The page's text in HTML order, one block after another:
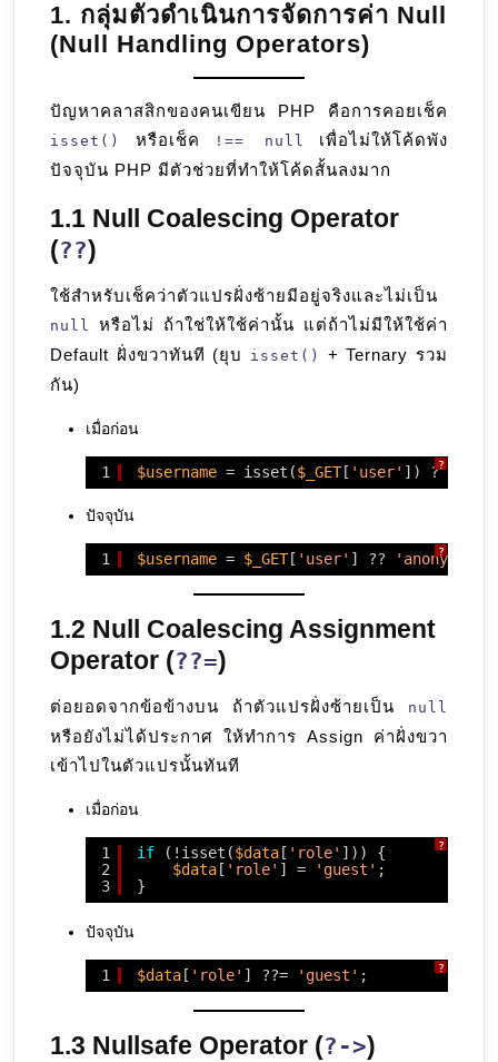
1. กลุ่มตัวดำเนินการจัดการค่า Null
(Null Handling Operators)
ปัญหาคลาสสิกของคนเขียน PHP คือการคอยเช็ค
isset() หรือเช็ค !== null
เพื่อไม่ให้โค้ดพัง
ปัจจุบัน PHP มีตัวช่วยที่ทำให้โค้ดสั้นลงมาก
1.1 Null Coalescing Operator
(??)
ใช้สำหรับเช็คว่าตัวแปรฝั่งซ้ายมีอยู่จริงและไม่เป็น
null
หรือไม่ ถ้าใช่ให้ใช้ค่านั้น แต่ถ้าไม่มีให้ใช้ค่า
Default ฝั่งขวาทันที (ยุบ
isset()
+ Ternary รวม
กัน)
เมื่อก่อน
?
1 $username = isset($_GET[ 'user' ]) ?
ปัจจุบัน
?
1 $username = $_GET[ 'user' ] ?? 'anonymous'
1.2 Null Coalescing Assignment
Operator (??=)
ต่อยอดจากข้อข้างบน ถ้าตัวแปรฝั่งซ้ายเป็น null
หรือยังไม่ได้ประกาศ ให้ทำการ Assign ค่าฝั่งขวา
เข้าไปในตัวแปรนั้นทันที
เมื่อก่อน
?
1
2
3
if (!isset($data [ 'role' ])) {
$data [ 'role' ] = 'guest' ;
}
ปัจจุบัน
?
1 $data [ 'role' ] ??= 'guest' ;
1.3 Nullsafe Operator (?->)